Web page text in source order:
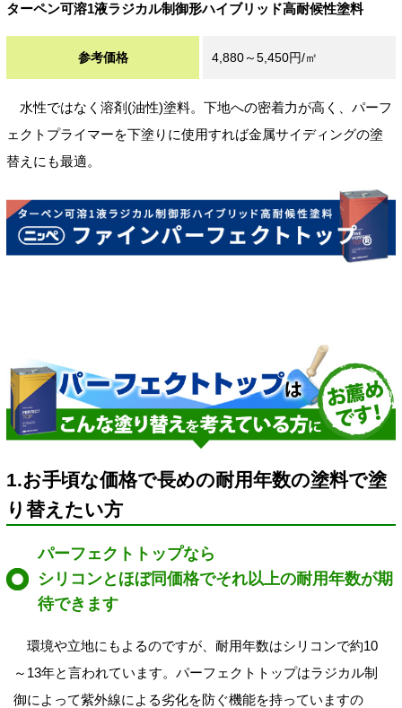
ターペン可溶1液ラジカル制御形ハイブリッド高耐候性塗料
参考価格 4,880～5,450円/㎡
水性ではなく溶剤(油性)塗料。下地への密着力が高く、パーフ
ェクトプライマーを下塗りに使用すれば金属サイディングの塗
替えにも最適。
1.お手頃な価格で長めの耐用年数の塗料で塗
り替えたい方
パーフェクトトップなら
シリコンとほぼ同価格でそれ以上の耐用年数が期
待できます
環境や立地にもよるのですが、耐用年数はシリコンで約10
～13年と言われています。パーフェクトトップはラジカル制
御によって紫外線による劣化を防ぐ機能を持っていますの